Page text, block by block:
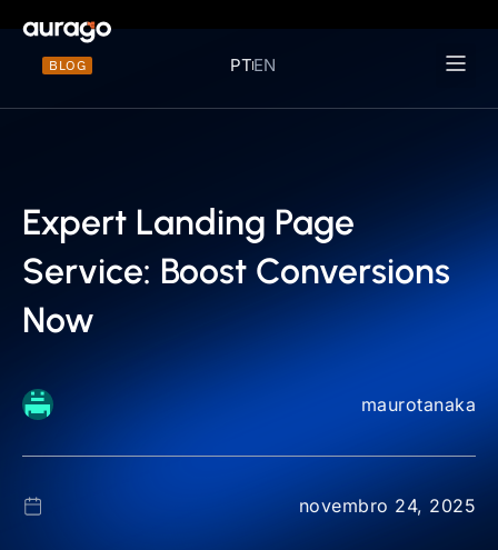
BLOG PTEN
Expert Landing Page
Service: Boost Conversions
Now
maurotanaka
novembro 24, 2025